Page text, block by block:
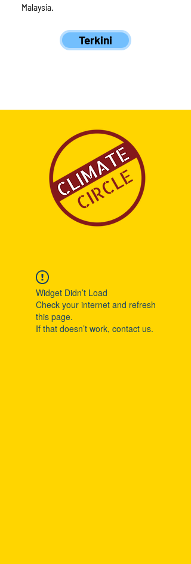
Malaysia.
Terkini
Widget Didn’t Load
Check your internet and refresh
this page.
If that doesn’t work, contact us.